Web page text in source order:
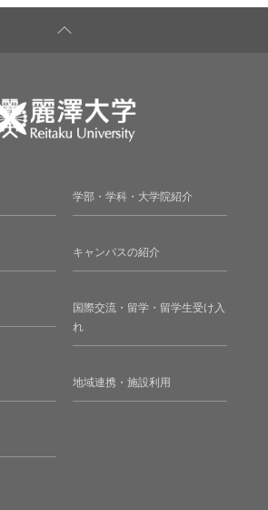
学部・学科・大学院紹介
キャンパスの紹介
国際交流・留学・留学生受け入
れ
地域連携・施設利用